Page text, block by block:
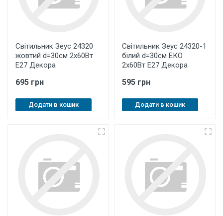
Світильник Зеус 24320
жовтий d=30см 2х60Вт
Е27 Декора
695 грн
Додати в кошик
Світильник Зеус 24320-1
білий d=30см ЕКО
2х60Вт Е27 Декора
595 грн
Додати в кошик